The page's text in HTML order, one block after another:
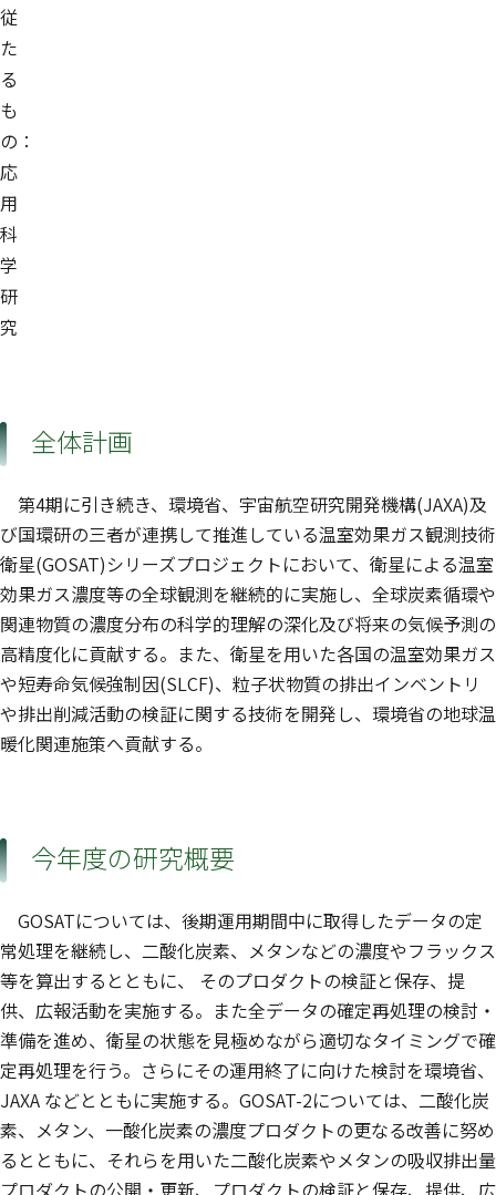
従
た
る
も
の：
応
用
科
学
研
究
全体計画
第4期に引き続き、環境省、宇宙航空研究開発機構(JAXA)及
び国環研の三者が連携して推進している温室効果ガス観測技術
衛星(GOSAT)シリーズプロジェクトにおいて、衛星による温室
効果ガス濃度等の全球観測を継続的に実施し、全球炭素循環や
関連物質の濃度分布の科学的理解の深化及び将来の気候予測の
高精度化に貢献する。また、衛星を用いた各国の温室効果ガス
や短寿命気候強制因(SLCF)、粒子状物質の排出インベントリ
や排出削減活動の検証に関する技術を開発し、環境省の地球温
暖化関連施策へ貢献する。
今年度の研究概要
GOSATについては、後期運用期間中に取得したデータの定
常処理を継続し、二酸化炭素、メタンなどの濃度やフラックス
等を算出するとともに、 そのプロダクトの検証と保存、提
供、広報活動を実施する。また全データの確定再処理の検討・
準備を進め、衛星の状態を見極めながら適切なタイミングで確
定再処理を行う。さらにその運用終了に向けた検討を環境省、
JAXA などとともに実施する。GOSAT-2については、二酸化炭
素、メタン、一酸化炭素の濃度プロダクトの更なる改善に努め
るとともに、それらを用いた二酸化炭素やメタンの吸収排出量
プロダクトの公開・更新、プロダクトの検証と保存、提供、広